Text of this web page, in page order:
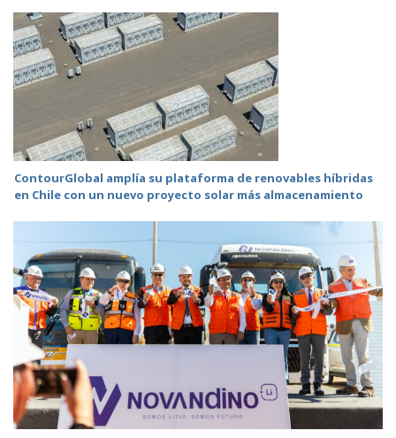
ContourGlobal amplía su plataforma de renovables híbridas
en Chile con un nuevo proyecto solar más almacenamiento